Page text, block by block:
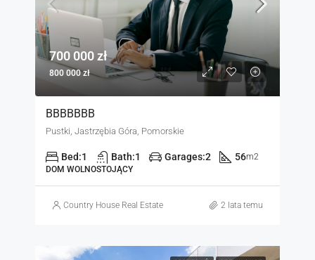
700 000 zł
800 000 zł
BBBBBBB
Pustki, Jastrzębia Góra, Pomorskie
Bed:1 Bath:1 Garages:2 56m2
DOM WOLNOSTOJĄCY
Country House Real Estate 2 lata temu